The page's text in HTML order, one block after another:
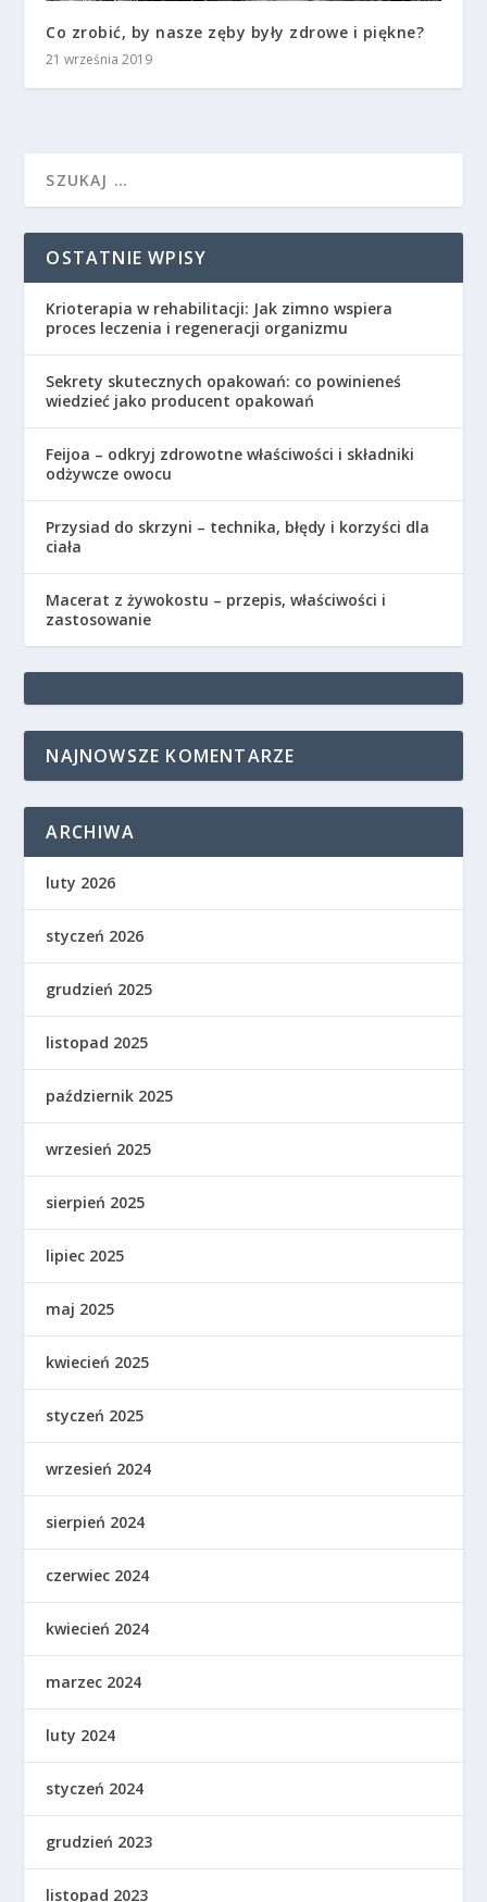
Co zrobić, by nasze zęby były zdrowe i piękne?
21 września 2019
OSTATNIE WPISY
Krioterapia w rehabilitacji: Jak zimno wspiera
proces leczenia i regeneracji organizmu
Sekrety skutecznych opakowań: co powinieneś
wiedzieć jako producent opakowań
Feijoa – odkryj zdrowotne właściwości i składniki
odżywcze owocu
Przysiad do skrzyni – technika, błędy i korzyści dla
ciała
Macerat z żywokostu – przepis, właściwości i
zastosowanie
NAJNOWSZE KOMENTARZE
ARCHIWA
luty 2026
styczeń 2026
grudzień 2025
listopad 2025
październik 2025
wrzesień 2025
sierpień 2025
lipiec 2025
maj 2025
kwiecień 2025
styczeń 2025
wrzesień 2024
sierpień 2024
czerwiec 2024
kwiecień 2024
marzec 2024
luty 2024
styczeń 2024
grudzień 2023
listopad 2023